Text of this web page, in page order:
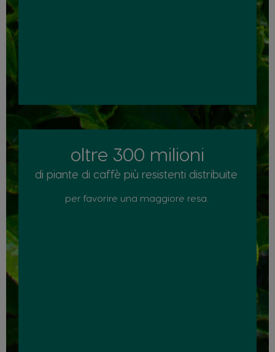
oltre 300 milioni
di piante di caffè più resistenti distribuite
per favorire una maggiore resa.